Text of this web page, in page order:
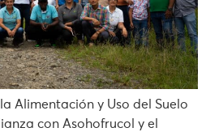
Alimentación y Uso del Suelo
con Asohofrucol y el